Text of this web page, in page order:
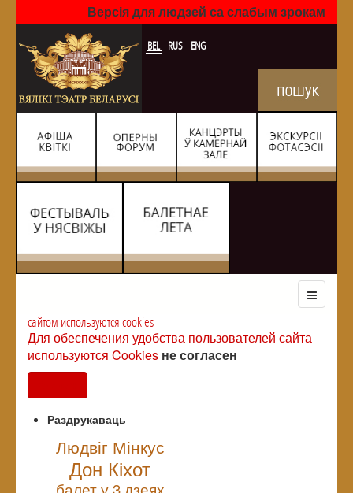
Версія для людзей са слабым зрокам
BEL RUS ENG
сайтом используются cookies
Для обеспечения удобства пользователей сайта
используются Cookies не согласен
Раздрукаваць
Людвіг Мінкус
Дон Кіхот